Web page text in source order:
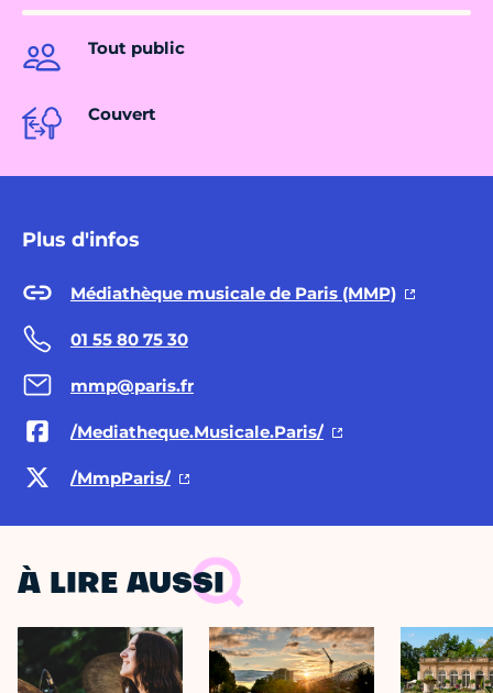
Tout public
Couvert
Plus d'infos
Médiathèque musicale de Paris (MMP)
01 55 80 75 30
mmp@paris.fr
/Mediatheque.Musicale.Paris/
/MmpParis/
À LIRE AUSSI